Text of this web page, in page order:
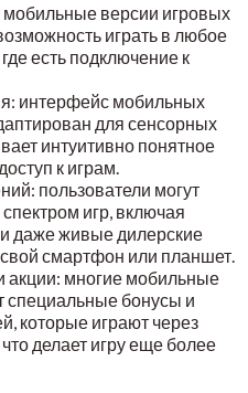
мобильные версии игровых
играть в любое
есть подключение к
интерфейс мобильных
для сенсорных
интуитивно понятное
к играм.
пользователи могут
игр, включая
даже живые дилерские
смартфон или планшет.
акции: многие мобильные
бонусы и
которые играют через
делает игру еще более